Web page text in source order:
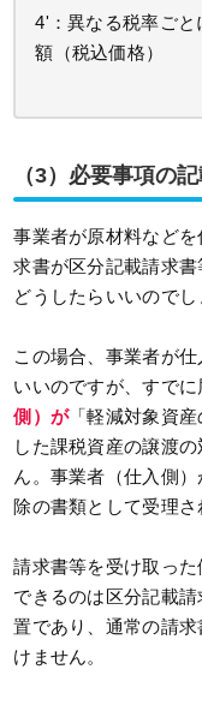
4'：異なる税率ご
額（税込価格）
（3）必要事項の
事業者が原材料など
求書が区分記載請求書
どうしたらいいのでし
この場合、事業者が
いいのですが、すで
側）が「軽減対象資
した課税資産の譲渡
ん。事業者（仕入側
除の書類として受理さ
請求書等を受け取っ
できるのは区分記載
置であり、通常の請
けません。